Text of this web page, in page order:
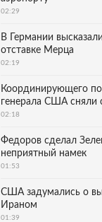
02:29
В Германии
отставке Мерца
02:19
Координирующего
генерала США сняли
02:18
Федоров сделал
неприятный намек
01:53
США задумались о
Ираном
01:39